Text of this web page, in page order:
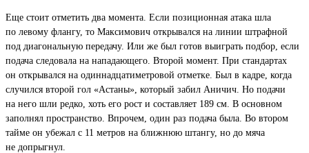
Еще стоит отметить два момента. Если позиционная атака шла
по левому флангу, то Максимович открывался на линии штрафной
под диагональную передачу. Или же был готов выиграть подбор, если
подача следовала на нападающего. Второй момент. При стандартах
он открывался на одиннадцатиметровой отметке. Был в кадре, когда
случился второй гол «Астаны», который забил Аничич. Но подачи
на него шли редко, хоть его рост и составляет 189 см. В основном
заполнял пространство. Впрочем, один раз подача была. Во втором
тайме он убежал с 11 метров на ближнюю штангу, но до мяча
не допрыгнул.